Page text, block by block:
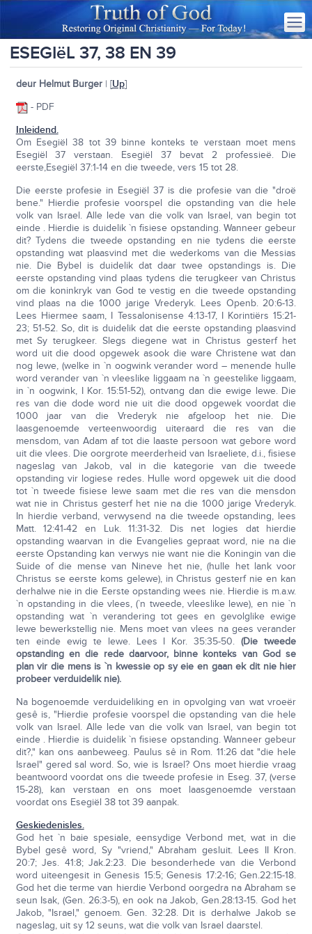
ESEGIëL 37, 38 EN 39
deur Helmut Burger| [Up]
- PDF
Inleidend.
Om Esegiël 38 tot 39 binne konteks te verstaan moet mens
Esegiël 37 verstaan. Esegiël 37 bevat 2 professieë. Die
eerste,Esegiël 37:1-14 en die tweede, vers 15 tot 28.
Die eerste profesie in Esegiël 37 is die profesie van die "droë
bene." Hierdie profesie voorspel die opstanding van die hele
volk van Israel. Alle lede van die volk van Israel, van begin tot
einde . Hierdie is duidelik `n fisiese opstanding. Wanneer gebeur
dit? Tydens die tweede opstanding en nie tydens die eerste
opstanding wat plaasvind met die wederkoms van die Messias
nie. Die Bybel is duidelik dat daar twee opstandings is. Die
eerste opstanding vind plaas tydens die terugkeer van Christus
om die koninkryk van God te vestig en die tweede opstanding
vind plaas na die 1000 jarige Vrederyk. Lees Openb. 20:6-13.
Lees Hiermee saam, I Tessalonisense 4:13-17, I Korintiërs 15:21-
23; 51-52. So, dit is duidelik dat die eerste opstanding plaasvind
met Sy terugkeer. Slegs diegene wat in Christus gesterf het
word uit die dood opgewek asook die ware Christene wat dan
nog lewe, (welke in `n oogwink verander word – menende hulle
word verander van `n vleeslike liggaam na `n geestelike liggaam,
in `n oogwink, I Kor. 15:51-52), ontvang dan die ewige lewe. Die
res van die dode word nie uit die dood opgewek voordat die
1000 jaar van die Vrederyk nie afgeloop het nie. Die
laasgenoemde verteenwoordig uiteraard die res van die
mensdom, van Adam af tot die laaste persoon wat gebore word
uit die vlees. Die oorgrote meerderheid van Israeliete, d.i., fisiese
nageslag van Jakob, val in die kategorie van die tweede
opstanding vir logiese redes. Hulle word opgewek uit die dood
tot `n tweede fisiese lewe saam met die res van die mensdon
wat nie in Christus gesterf het nie na die 1000 jarige Vrederyk.
In hierdie verband, verwysend na die tweede opstanding, lees
Matt. 12:41-42 en Luk. 11:31-32. Dis net logies dat hierdie
opstanding waarvan in die Evangelies gepraat word, nie na die
eerste Opstanding kan verwys nie want nie die Koningin van die
Suide of die mense van Nineve het nie, (hulle het lank voor
Christus se eerste koms gelewe), in Christus gesterf nie en kan
derhalwe nie in die Eerste opstanding wees nie. Hierdie is m.a.w.
`n opstanding in die vlees, (`n tweede, vleeslike lewe), en nie `n
opstanding wat `n verandering tot gees en gevolglike ewige
lewe bewerkstellig nie. Mens moet van vlees na gees verander
ten einde ewig te lewe. Lees I Kor. 35:35-50.(Die tweede
opstanding en die rede daarvoor, binne konteks van God se
plan vir die mens is `n kwessie op sy eie en gaan ek dit nie hier
probeer verduidelik nie).
Na bogenoemde verduideliking en in opvolging van wat vroeër
gesê is, "Hierdie profesie voorspel die opstanding van die hele
volk van Israel. Alle lede van die volk van Israel, van begin tot
einde . Hierdie is duidelik `n fisiese opstanding. Wanneer gebeur
dit?," kan ons aanbeweeg. Paulus sê in Rom. 11:26 dat "die hele
Israel" gered sal word. So, wie is Israel? Ons moet hierdie vraag
beantwoord voordat ons die tweede profesie in Eseg. 37, (verse
15-28), kan verstaan en ons moet laasgenoemde verstaan
voordat ons Esegiël 38 tot 39 aanpak.
Geskiedenisles.
God het `n baie spesiale, eensydige Verbond met, wat in die
Bybel gesê word, Sy "vriend," Abraham gesluit. Lees II Kron.
20:7; Jes. 41:8; Jak.2:23. Die besonderhede van die Verbond
word uiteengesit in Genesis 15:5; Genesis 17:2-16; Gen.22:15-18.
God het die terme van hierdie Verbond oorgedra na Abraham se
seun Isak, (Gen. 26:3-5), en ook na Jakob, Gen.28:13-15. God het
Jakob, "Israel," genoem. Gen. 32:28. Dit is derhalwe Jakob se
nageslag, uit sy 12 seuns, wat die volk van Israel daarstel.